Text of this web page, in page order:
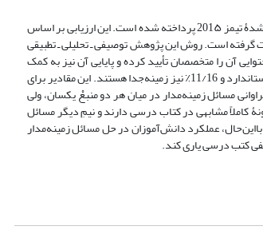
در پژوهش حاضر به بررسی مسائل زمینه‌مدار کتاب ریاضی پایۀ چهارم ابتدایی و همچنین مقایسۀ آن با آخرین مسائل منتشرشدۀ تیمز 201۵ پرداخته شده است. این ارزیابی بر اساس
گرفته است. روش این پژوهش توصیفی ـ تحلیلی ـ تطبیقی
آن را متخصصان تأیید کرده و پایایی آن نیز به کمک
فرمول هولستی 0/88 به‌دست آمده است. نتایج حاکی از آن است که در کتاب ریاضی پایۀ چهارم 83/89٪ از مسائل، کاربردِ استاندارد و 11/16٪ نیز زمینه‌جدا هستند. این مقادیر برای
محتوایی نیز فراوانی مسائل زمینه‌مدار در میان هر دو منبعْ یکسان، ولی
کاملاً مشابهی در کتاب درسی دارند و نیمِ دیگر مسائل
عملکرد دانش‌آموزان در حل مسائل زمینه‌مدار
کتب درسی یاری کند.